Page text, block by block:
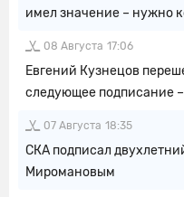
имел значение – нужно
08 Августа 17:06
Евгений Кузнецов
следующее подписание
07 Августа 18:35
СКА подписал
Миромановым